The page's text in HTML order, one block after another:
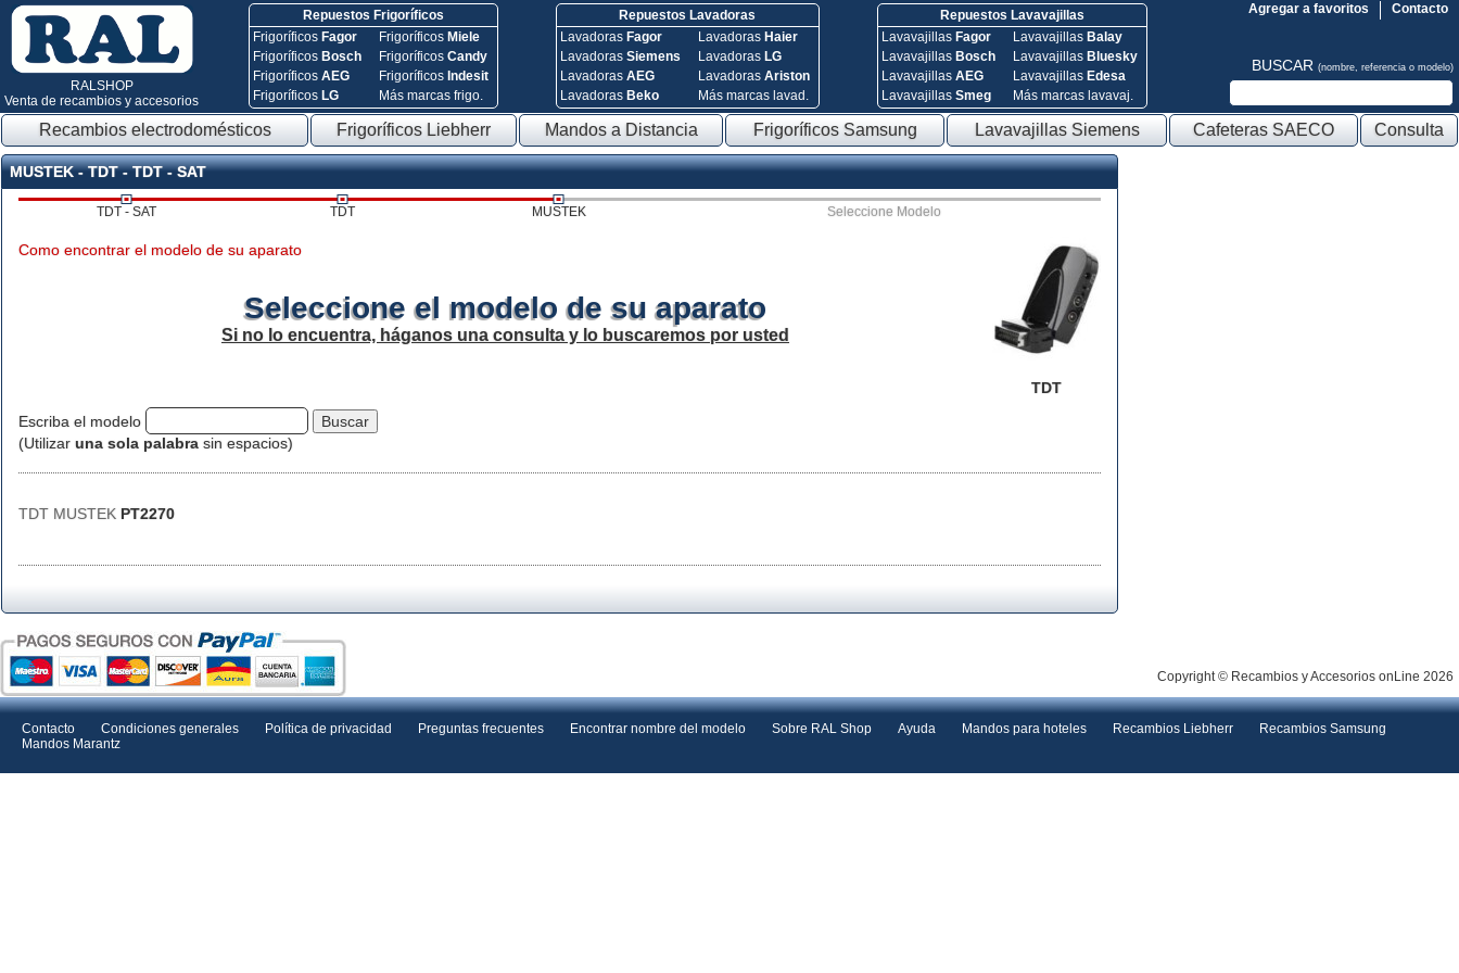
RALSHOP
Venta de recambios y accesorios
Repuestos Frigoríficos
Frigoríficos Fagor
Frigoríficos Bosch
FrigoríficosAEG
Frigoríficos LG
Frigoríficos Miele
FrigoríficosCandy
Frigoríficos Indesit
Más marcas frigo.
Repuestos Lavadoras
Lavadoras Fagor
Lavadoras Siemens
Lavadoras AEG
Lavadoras Beko
Lavadoras Haier
Lavadoras LG
Lavadoras Ariston
Más marcas lavad.
Repuestos Lavavajillas
Lavavajillas Fagor
Lavavajillas Bosch
Lavavajillas AEG
Lavavajillas Smeg
Lavavajillas Balay
Lavavajillas Bluesky
Lavavajillas Edesa
Más marcas lavavaj.
Contacto
Agregar a favoritos
BUSCAR (nombre, referencia o modelo)
Recambios electrodomésticos Frigoríficos Liebherr Mandos a Distancia Frigoríficos Samsung Lavavajillas Siemens Cafeteras SAECO Consulta
MUSTEK - TDT - TDT - SAT
TDT - SAT TDT MUSTEK Seleccione Modelo
TDT
Como encontrar el modelo de su aparato
Seleccione el modelo de su aparato
Si no lo encuentra, háganos una consulta y lo buscaremos por usted
Escriba el modelo
(Utilizar una sola palabra sin espacios)
TDT MUSTEK PT2270
Copyright © Recambios y Accesorios onLine 2026
Contacto Condiciones generales Política de privacidad Preguntas frecuentes Encontrar nombre del modelo Sobre RAL Shop Ayuda Mandos para hoteles Recambios Liebherr
Recambios Samsung
Mandos Marantz